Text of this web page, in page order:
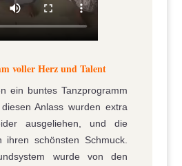
voller Herz und Talent
ein buntes Tanzprogramm
Anlass wurden extra
ausgeliehen, und die
ihren schönsten Schmuck.
wurde von den